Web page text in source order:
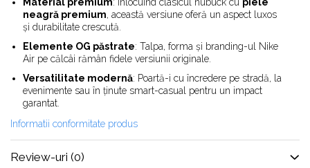
Blazer
Dunk
Foamposite
Football
KD
Kobe
Kyrie
LeBron
Material premium: Înlocuind clasicul nubuck cu piele
neagră premium, această versiune oferă un aspect luxos
și durabilitate crescută.
Elemente OG păstrate: Talpa, forma și branding-ul Nike
Air pe călcâi rămân fidele versiunii originale.
Versatilitate modernă: Poartă-i cu încredere pe stradă, la
evenimente sau în ținute smart-casual pentru un impact
garantat.
Informatii conformitate produs
Review-uri (0)